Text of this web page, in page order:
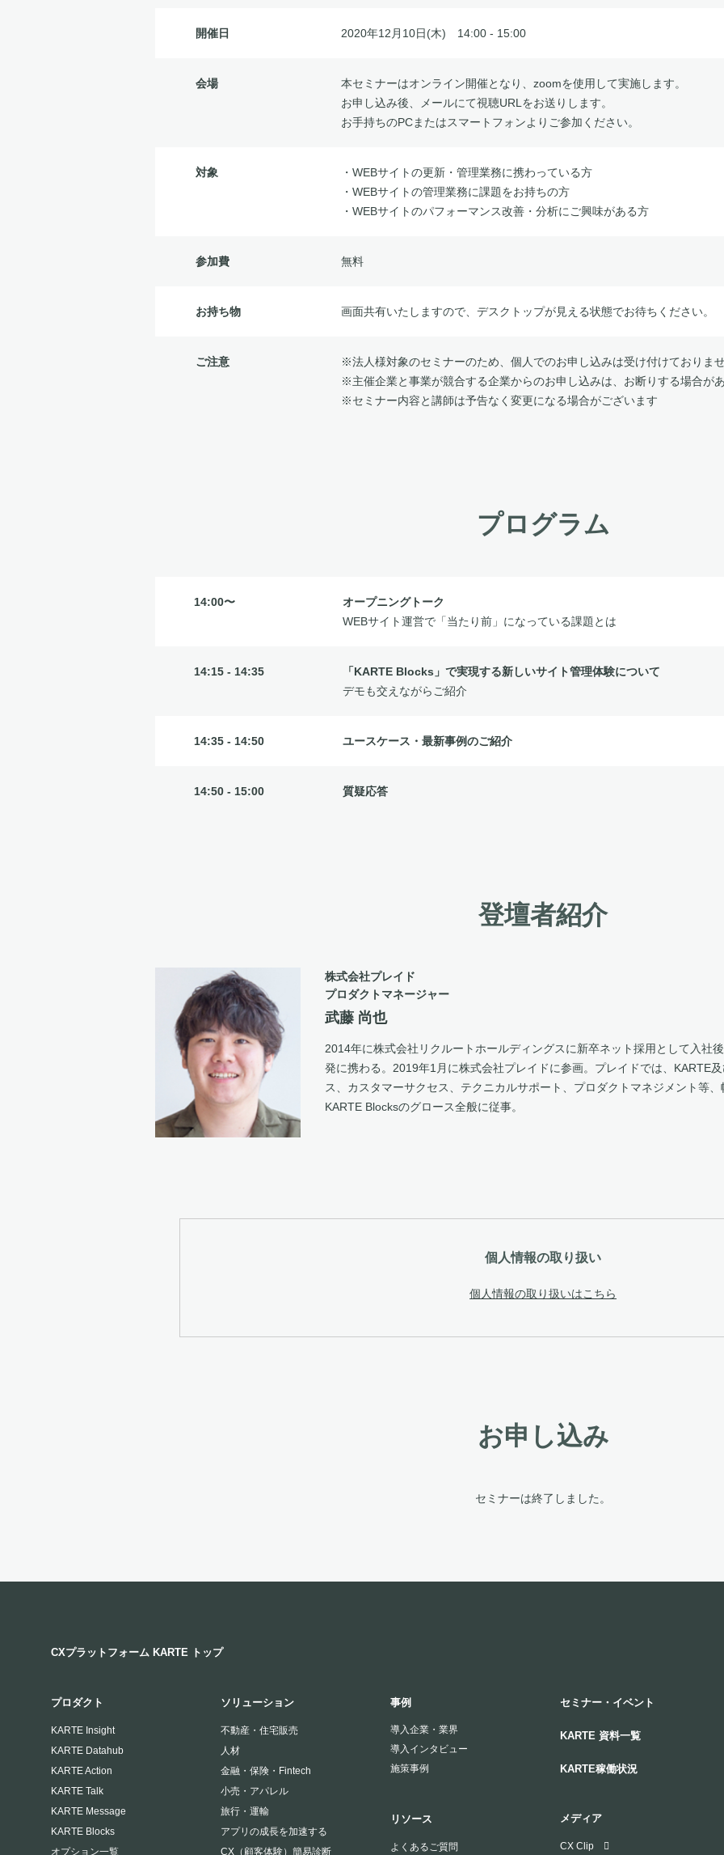
開催日 2020年12月10日(木) 14:00 - 15:00
会場
本セミナーはオンライン開催となり、zoomを使用して実施します。
お申し込み後、メールにて視聴URLをお送りします。
お手持ちのPCまたはスマートフォンよりご参加ください。
対象
・WEBサイトの更新・管理業務に携わっている方
・WEBサイトの管理業務に課題をお持ちの方
・WEBサイトのパフォーマンス改善・分析にご興味がある方
参加費 無料
お持ち物 画面共有いたしますので、デスクトップが見える状態でお待ちください。
ご注意
※法人様対象のセミナーのため、個人でのお申し込みは受け付けておりま
※主催企業と事業が競合する企業からのお申し込みは、お断りする場合が
※セミナー内容と講師は予告なく変更になる場合がございます
プログラム
14:00〜
オープニングトーク
WEBサイト運営で「当たり前」になっている課題とは
14:15 - 14:35
「KARTE Blocks」で実現する新しいサイト管理体験について
デモも交えながらご紹介
14:35 - 14:50 ユースケース・最新事例のご紹介
14:50 - 15:00 質疑応答
登壇者紹介
株式会社プレイド
プロダクトマネージャー
武藤 尚也
2014年に株式会社リクルートホールディングスに新卒ネット採用として入社
発に携わる。2019年1月に株式会社プレイドに参画。プレイドでは、KARTE
ス、カスタマーサクセス、テクニカルサポート、プロダクトマネジメント等
KARTE Blocksのグロース全般に従事。
個人情報の取り扱い
個人情報の取り扱いはこちら
お申し込み
セミナーは終了しました。
CXプラットフォーム KARTE トップ
プロダクト
KARTE Insight
KARTE Datahub
KARTE Action
KARTE Talk
KARTE Message
KARTE Blocks
オプション一覧
ソリューション
不動産・住宅販売
人材
金融・保険・Fintech
小売・アパレル
旅行・運輸
アプリの成長を加速する
CX（顧客体験）簡易診断
事例
導入企業・業界
導入インタビュー
施策事例
リソース
よくあるご質問
セミナー・イベント
KARTE 資料一覧
KARTE稼働状況
メディア
CX Clip